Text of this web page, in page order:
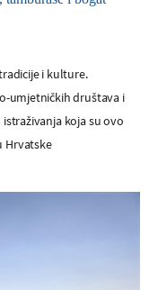
i kulture.
umjetničkih društava i
koja su ovo
Hrvatske